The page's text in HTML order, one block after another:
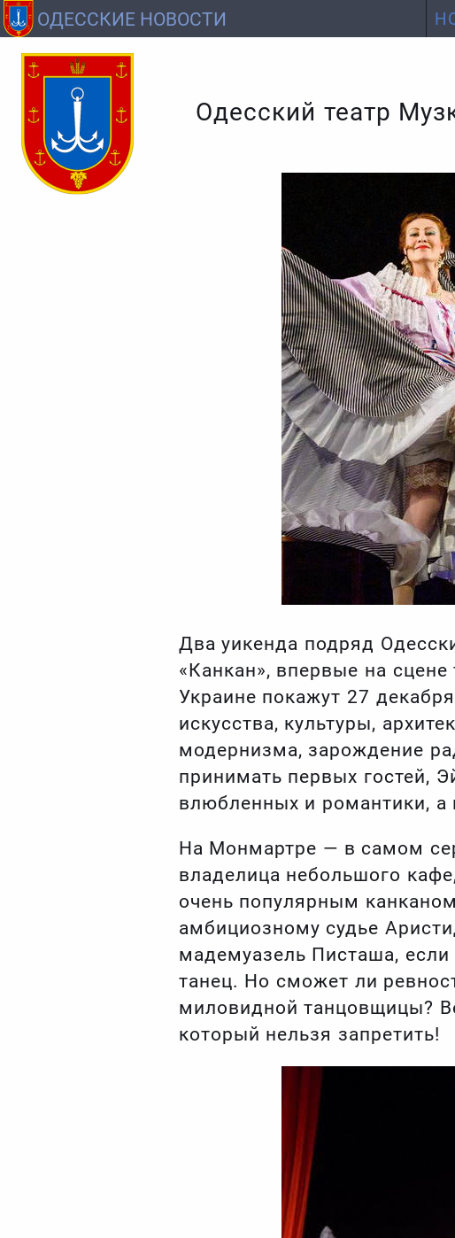
ОДЕССКИЕ НОВОСТИ
Одесский театр
Два уикенда подряд
«Канкан», впервые на
Украине покажут 27
искусства, культуры,
модернизма, зарождение
принимать первых гостей,
влюбленных и романтики, а
На Монмартре — в самом
владелица небольшого
очень популярным
амбициозному судье
мадемуазель Писташа,
танец. Но сможет ли
миловидной танцовщицы?
который нельзя запретить!